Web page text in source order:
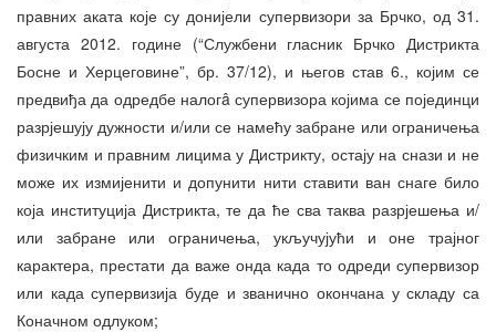
правних аката које су донијели супервизори за Брчко, од 31.
августа 2012. године (“Службени гласник Брчко Дистрикта
Босне и Херцеговине”, бр. 37/12), и његов став 6., којим се
предвиђа да одредбе налогâ супервизора којима се појединци
разрјешују дужности и/или се намећу забране или ограничења
физичким и правним лицима у Дистрикту, остају на снази и не
може их измијенити и допунити нити ставити ван снаге било
која институција Дистрикта, те да ће сва таква разрјешења и/
или забране или ограничења, укључујући и оне трајног
карактера, престати да важе онда када то одреди супервизор
или када супервизија буде и званично окончана у складу са
Коначном одлуком;